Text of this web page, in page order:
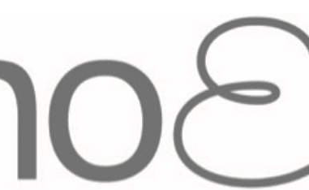
WIRTSCHAFT
& GEWERBE